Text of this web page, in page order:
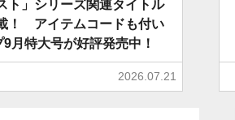
ト」シリーズ関連タイトル
！ アイテムコードも付い
月特大号が好評発売中！
2026.07.21